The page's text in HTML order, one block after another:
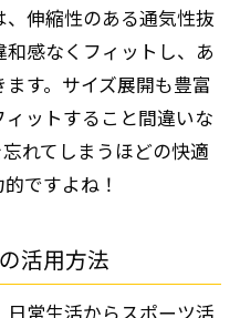
伸縮性のある通気性抜
感なくフィットし、あ
す。サイズ展開も豊富
ットすること間違いな
れてしまうほどの快適
ですよね！
活用方法
常生活からスポーツ活